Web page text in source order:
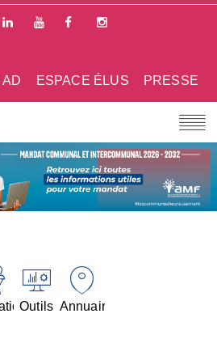
PRESSE
ESPACE ÉLUS
AD
Outils Annuaires